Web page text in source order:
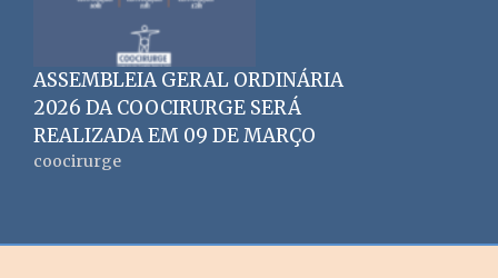
ASSEMBLEIA GERAL ORDINÁRIA
2026 DA COOCIRURGE SERÁ
REALIZADA EM 09 DE MARÇO
coocirurge